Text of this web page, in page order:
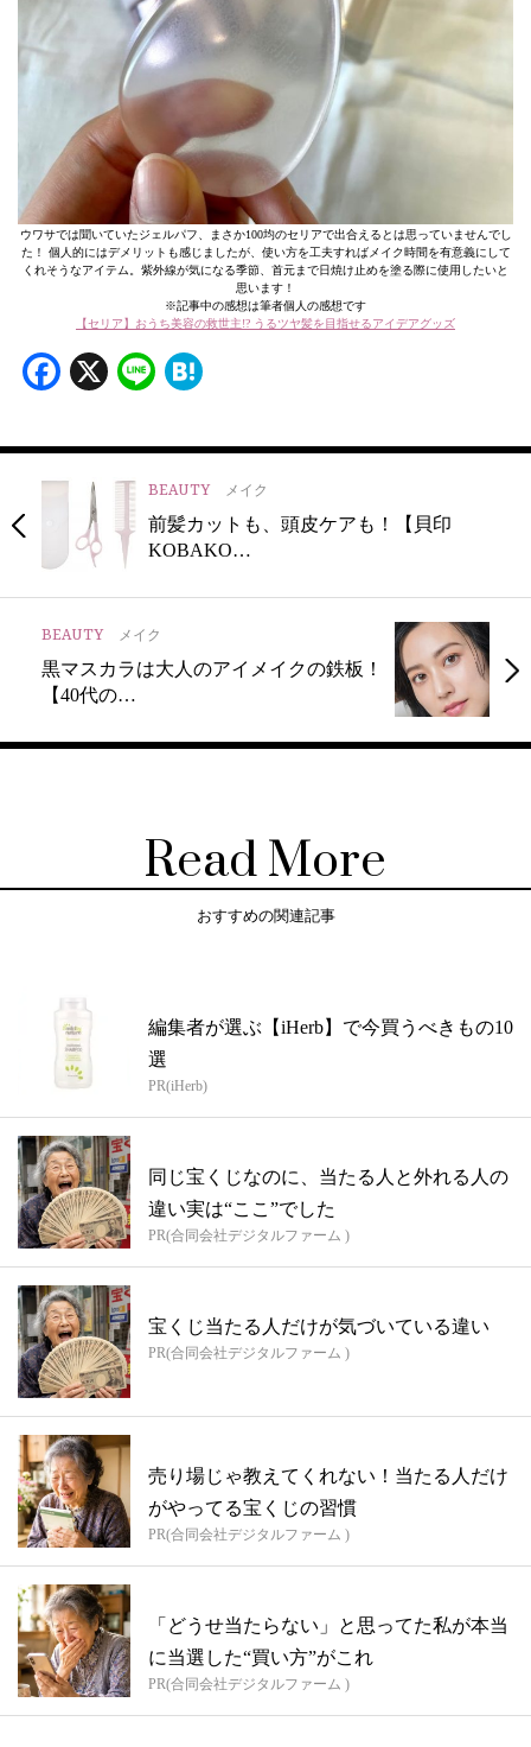
ウワサでは聞いていたジェルパフ、まさか100均のセリアで出合えるとは思っていませんでし
た！ 個人的にはデメリットも感じましたが、使い方を工夫すればメイク時間を有意義にして
くれそうなアイテム。紫外線が気になる季節、首元まで日焼け止めを塗る際に使用したいと
思います！
※記事中の感想は筆者個人の感想です
【セリア】おうち美容の救世主!? うるツヤ髪を目指せるアイデアグッズ
Facebook
X Line
BEAUTY メイク
前髪カットも、頭皮ケアも！【貝印
KOBAKO…
BEAUTY メイク
黒マスカラは大人のアイメイクの鉄板！
【40代の…
Read More
おすすめの関連記事
編集者が選ぶ【iHerb】で今買うべきもの10
選
PR(iHerb)
同じ宝くじなのに、当たる人と外れる人の
違い実は“ここ”でした
PR(合同会社デジタルファーム )
宝くじ当たる人だけが気づいている違い
PR(合同会社デジタルファーム )
売り場じゃ教えてくれない！当たる人だけ
がやってる宝くじの習慣
PR(合同会社デジタルファーム )
「どうせ当たらない」と思ってた私が本当
に当選した“買い方”がこれ
PR(合同会社デジタルファーム )